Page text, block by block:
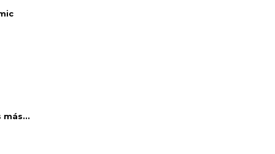
más...